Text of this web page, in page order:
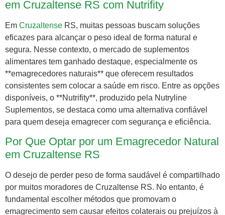
em Cruzaltense RS com Nutrifity
Em Cruzaltense RS, muitas pessoas buscam soluções
eficazes para alcançar o peso ideal de forma natural e
segura. Nesse contexto, o mercado de suplementos
alimentares tem ganhado destaque, especialmente os
**emagrecedores naturais** que oferecem resultados
consistentes sem colocar a saúde em risco. Entre as opções
disponíveis, o **Nutrifity**, produzido pela Nutryline
Suplementos, se destaca como uma alternativa confiável
para quem deseja emagrecer com segurança e eficiência.
Por Que Optar por um Emagrecedor Natural
em Cruzaltense RS
O desejo de perder peso de forma saudável é compartilhado
por muitos moradores de Cruzaltense RS. No entanto, é
fundamental escolher métodos que promovam o
emagrecimento sem causar efeitos colaterais ou prejuízos à